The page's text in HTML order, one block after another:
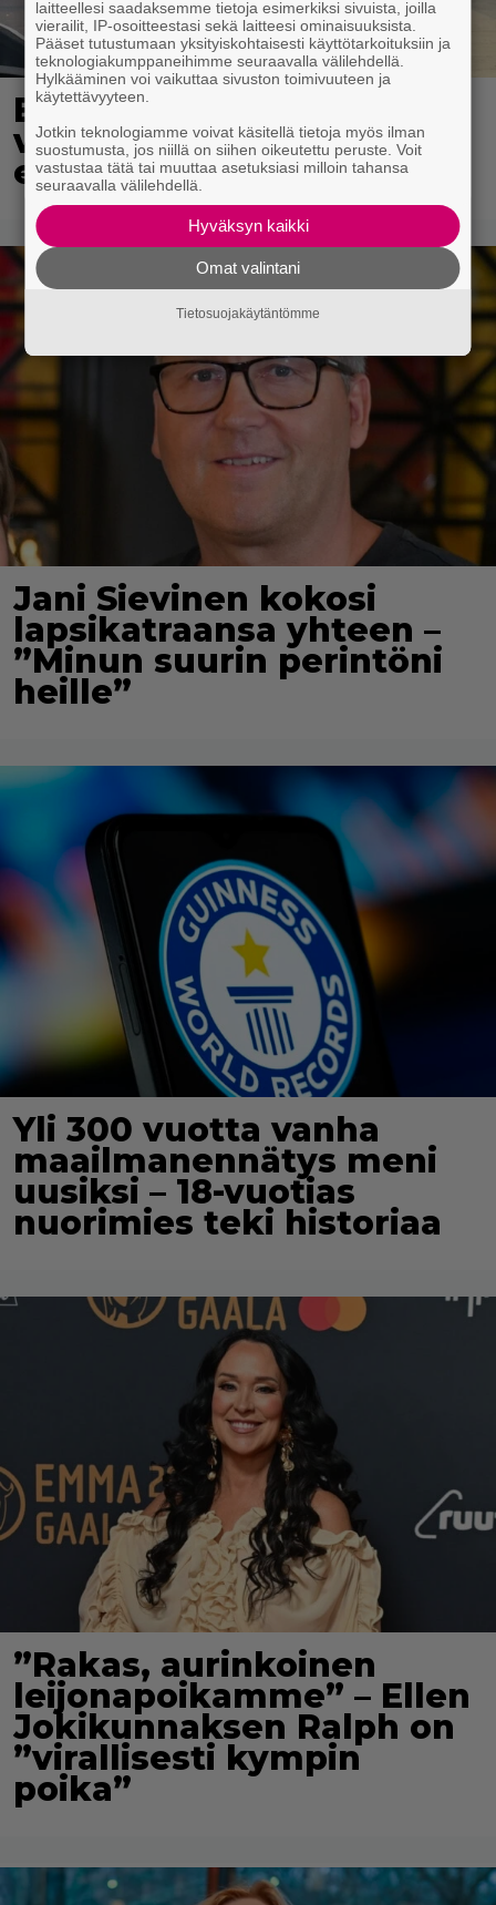
Eppu Normaalin
viimeinen konsertti
esitetään Ylellä
Jani Sievinen kokosi
lapsikatraansa yhteen –
”Minun suurin perintöni
heille”
Yli 300 vuotta vanha
maailmanennätys meni
uusiksi – 18-vuotias
nuorimies teki historiaa
”Rakas, aurinkoinen
leijonapoikamme” – Ellen
Jokikunnaksen Ralph on
”virallisesti kympin
poika”
laitteellesi saadaksemme tietoja esimerkiksi sivuista, joilla
vierailit, IP-osoitteestasi sekä laitteesi ominaisuuksista.
Pääset tutustumaan yksityiskohtaisesti käyttötarkoituksiin ja
teknologiakumppaneihimme seuraavalla välilehdellä.
Hylkääminen voi vaikuttaa sivuston toimivuuteen ja
käytettävyyteen.
Jotkin teknologiamme voivat käsitellä tietoja myös ilman
suostumusta, jos niillä on siihen oikeutettu peruste. Voit
vastustaa tätä tai muuttaa asetuksiasi milloin tahansa
seuraavalla välilehdellä.
Hyväksyn kaikki
Omat valintani
Tietosuojakäytäntömme